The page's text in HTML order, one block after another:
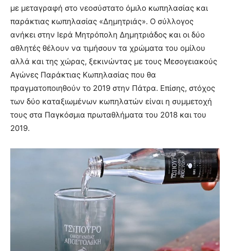
με μεταγραφή στο νεοσύστατο όμιλο κωπηλασίας και
παράκτιας κωπηλασίας «Δημητριάς». Ο σύλλογος
ανήκει στην Ιερά Μητρόπολη Δημητριάδος και οι δύο
αθλητές θέλουν να τιμήσουν τα χρώματα του ομίλου
αλλά και της χώρας, ξεκινώντας με τους Μεσογειακούς
Αγώνες Παράκτιας Κωπηλασίας που θα
πραγματοποιηθούν το 2019 στην Πάτρα. Επίσης, στόχος
των δύο καταξιωμένων κωπηλατών είναι η συμμετοχή
τους στα Παγκόσμια πρωταθλήματα του 2018 και του
2019.